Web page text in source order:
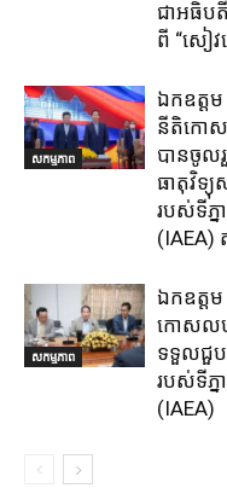
ជាអធិប
ពី​ “សៀវ
សកម្មភាព
ឯកឧត្ត
នីតិកោស
បានចូល
ធាតុវិទ្យុ
របស់ទីភ្ន
(IAEA)
សកម្មភាព
ឯកឧត្ត
កោសលប
ទទួលជួប
របស់ទីភ្ន
(IAEA)